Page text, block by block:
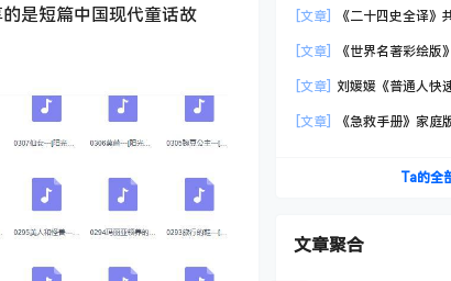
是短篇中国现代童话故
[文章]
《二十四史全译》
[文章]
《世界名著彩绘版
[文章] 刘媛媛《普通人快
[文章] 《急救手册》家庭
Ta的全
文章聚合